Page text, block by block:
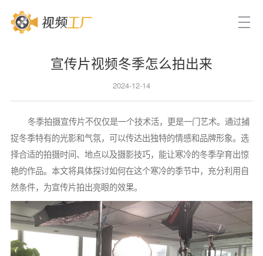
宣传片视频冬季怎么拍出来
2024-12-14
冬季拍摄宣传片不仅仅是一个技术活，更是一门艺术。通过捕
捉冬季特有的光影和气氛，可以传达出独特的情感和品牌形象。选
择合适的拍摄时间、地点以及摄影技巧，能让寒冷的冬季孕育出惊
艳的作品。本文将具体探讨如何在这个寒冷的季节中，充分利用自
然条件，为宣传片拍出亮眼的效果。